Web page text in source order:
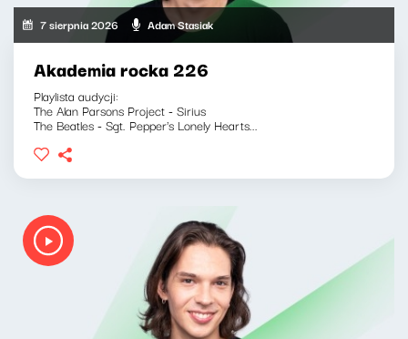
7 sierpnia 2026 Adam Stasiak
Akademia rocka 226
Playlista audycji:
The Alan Parsons Project - Sirius
The Beatles - Sgt. Pepper's Lonely Hearts...